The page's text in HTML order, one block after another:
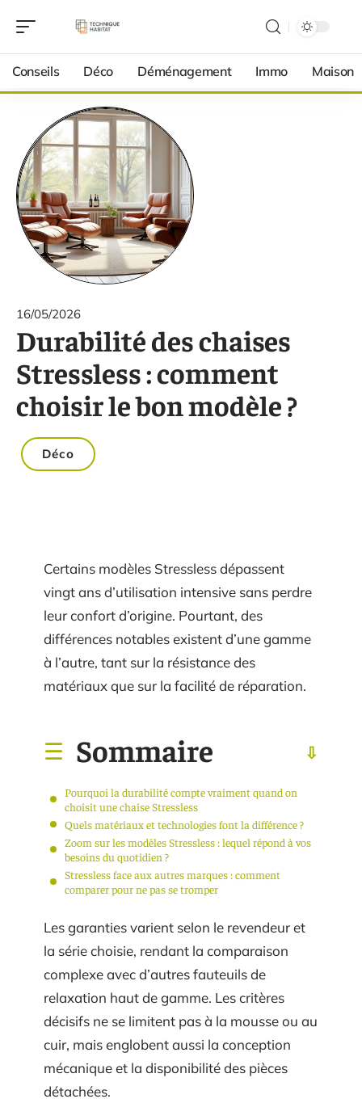
Conseils Déco Déménagement Immo Maison
16/05/2026
Durabilité des chaises
Stressless : comment
choisir le bon modèle ?
Déco
Certains modèles Stressless dépassent
vingt ans d’utilisation intensive sans perdre
leur confort d’origine. Pourtant, des
différences notables existent d’une gamme
à l’autre, tant sur la résistance des
matériaux que sur la facilité de réparation.
Sommaire
Pourquoi la durabilité compte vraiment quand on
choisit une chaise Stressless
Quels matériaux et technologies font la différence ?
Zoom sur les modèles Stressless : lequel répond à vos
besoins du quotidien ?
Stressless face aux autres marques : comment
comparer pour ne pas se tromper
Les garanties varient selon le revendeur et
la série choisie, rendant la comparaison
complexe avec d’autres fauteuils de
relaxation haut de gamme. Les critères
décisifs ne se limitent pas à la mousse ou au
cuir, mais englobent aussi la conception
mécanique et la disponibilité des pièces
détachées.